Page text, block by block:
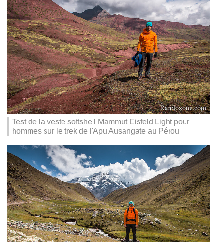
Test de la veste softshell Mammut Eisfeld Light pour
hommes sur le trek de l'Apu Ausangate au Pérou